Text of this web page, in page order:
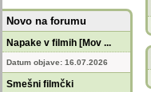
Novo na forumu
Napake v filmih [Mov ...
Datum objave: 16.07.2026
Smešni filmčki